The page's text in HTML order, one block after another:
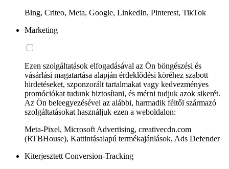
Bing, Criteo, Meta, Google, LinkedIn, Pinterest, TikTok
Marketing
Ezen szolgáltatások elfogadásával az Ön böngészési és
vásárlási magatartása alapján érdeklődési köréhez szabott
hirdetéseket, szponzorált tartalmakat vagy kedvezményes
promóciókat tudunk biztosítani, és mérni tudjuk azok sikerét.
Az Ön beleegyezésével az alábbi, harmadik féltől származó
szolgáltatásokat használjuk ezen a weboldalon:
Meta-Pixel, Microsoft Advertising, creativecdn.com
(RTBHouse), Kattintásalapú termékajánlások, Ads Defender
Kiterjesztett Conversion-Tracking